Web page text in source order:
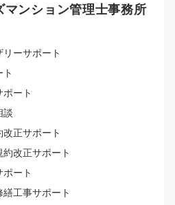
マンション管理士事務所
ーサポート
ート
談
正サポート
改正サポート
ート
工事サポート